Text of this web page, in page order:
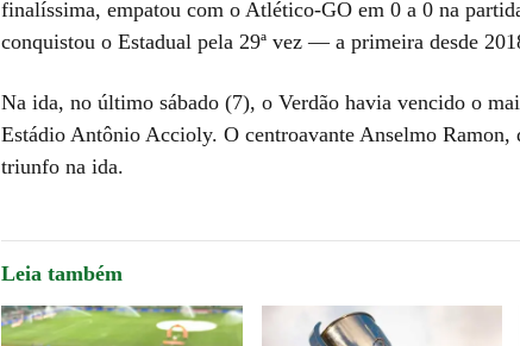
finalíssima, empatou com o Atlético-GO em 0 a 0 na
conquistou o Estadual pela 29ª vez — a primeira desde
Na ida, no último sábado (7), o Verdão havia vencido o
Estádio Antônio Accioly. O centroavante Anselmo Ramon,
triunfo na ida.
Leia também